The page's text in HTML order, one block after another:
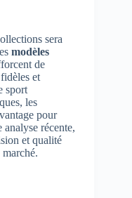
sera
modèles
de
et
sport
les
pour
analyse récente,
et qualité